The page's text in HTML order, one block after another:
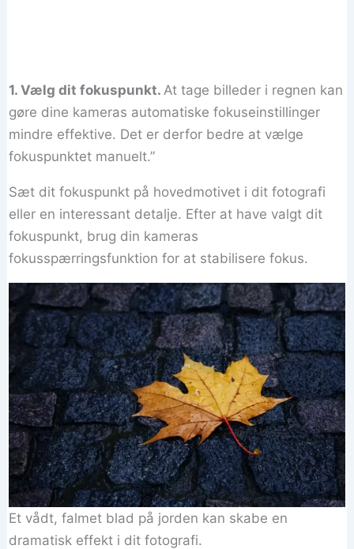
1. Vælg dit fokuspunkt. At tage billeder i regnen kan
gøre dine kameras automatiske fokuseinstillinger
mindre effektive. Det er derfor bedre at vælge
fokuspunktet manuelt.”
Sæt dit fokuspunkt på hovedmotivet i dit fotografi
eller en interessant detalje. Efter at have valgt dit
fokuspunkt, brug din kameras
fokusspærringsfunktion for at stabilisere fokus.
Et vådt, falmet blad på jorden kan skabe en
dramatisk effekt i dit fotografi.